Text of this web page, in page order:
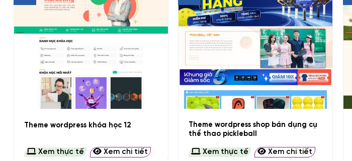
Theme wordpress khóa học 12
Xem thực tế Xem chi tiết
+
Theme wordpress shop bán dụng cụ
thể thao pickleball
Xem thực tế Xem chi tiết